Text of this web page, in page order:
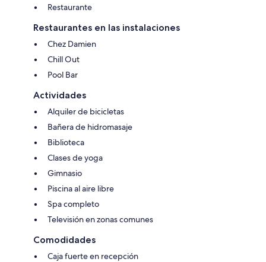
Restaurante
Restaurantes en las instalaciones
Chez Damien
Chill Out
Pool Bar
Actividades
Alquiler de bicicletas
Bañera de hidromasaje
Biblioteca
Clases de yoga
Gimnasio
Piscina al aire libre
Spa completo
Televisión en zonas comunes
Comodidades
Caja fuerte en recepción